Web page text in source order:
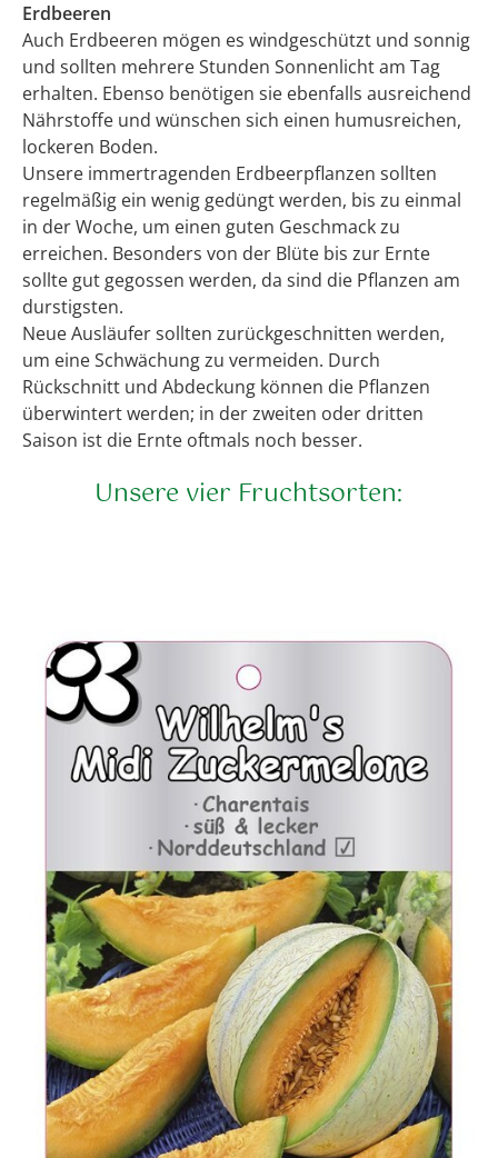
Erdbeeren
Auch Erdbeeren mögen es windgeschützt und sonnig
und sollten mehrere Stunden Sonnenlicht am Tag
erhalten. Ebenso benötigen sie ebenfalls ausreichend
Nährstoffe und wünschen sich einen humusreichen,
lockeren Boden.
Unsere immertragenden Erdbeerpflanzen sollten
regelmäßig ein wenig gedüngt werden, bis zu einmal
in der Woche, um einen guten Geschmack zu
erreichen. Besonders von der Blüte bis zur Ernte
sollte gut gegossen werden, da sind die Pflanzen am
durstigsten.
Neue Ausläufer sollten zurückgeschnitten werden,
um eine Schwächung zu vermeiden. Durch
Rückschnitt und Abdeckung können die Pflanzen
überwintert werden; in der zweiten oder dritten
Saison ist die Ernte oftmals noch besser.
Unsere vier Fruchtsorten: